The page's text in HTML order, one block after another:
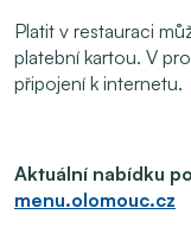
Platit v restauraci
platební kartou. V
připojení k internetu.
Aktuální nabídku
menu.olomouc.cz